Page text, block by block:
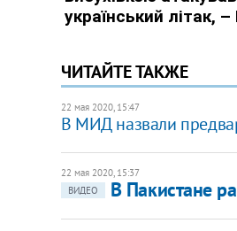
ЧИТАЙТЕ ТАКЖЕ
22 мая 2020, 15:47
В МИД назвали
22 мая 2020, 15:37
ВИДЕО
В Пакистане